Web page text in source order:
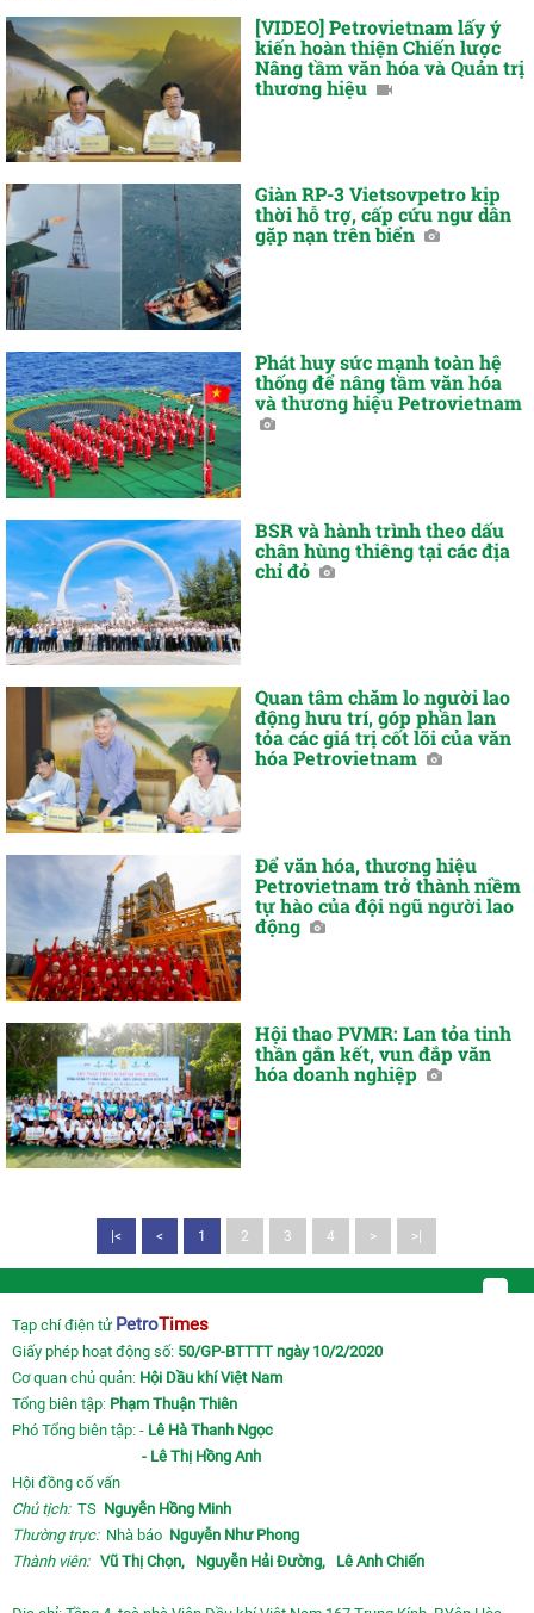
[VIDEO] Petrovietnam lấy ý
kiến hoàn thiện Chiến lược
Nâng tầm văn hóa và Quản trị
thương hiệu
Giàn RP-3 Vietsovpetro kịp
thời hỗ trợ, cấp cứu ngư dân
gặp nạn trên biển
Phát huy sức mạnh toàn hệ
thống để nâng tầm văn hóa
và thương hiệu Petrovietnam
BSR và hành trình theo dấu
chân hùng thiêng tại các địa
chỉ đỏ
Quan tâm chăm lo người lao
động hưu trí, góp phần lan
tỏa các giá trị cốt lõi của văn
hóa Petrovietnam
Để văn hóa, thương hiệu
Petrovietnam trở thành niềm
tự hào của đội ngũ người lao
động
Hội thao PVMR: Lan tỏa tinh
thần gắn kết, vun đắp văn
hóa doanh nghiệp
|< < 1 2 3 4 > >|
Tạp chí điện tử PetroTimes
Giấy phép hoạt động số: 50/GP-BTTTT ngày 10/2/2020
Cơ quan chủ quản: Hội Dầu khí Việt Nam
Tổng biên tập: Phạm Thuận Thiên
Phó Tổng biên tập: - Lê Hà Thanh Ngọc
- Lê Thị Hồng Anh
Hội đồng cố vấn
Chủ tịch:TS Nguyễn Hồng Minh
Thường trực: Nhà báo Nguyễn Như Phong
Thành viên: Vũ Thị Chọn, Nguyễn Hải Đường, Lê Anh Chiến